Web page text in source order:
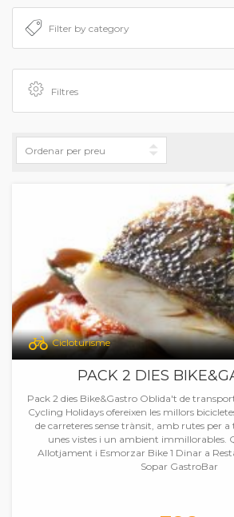
Filtres
Cicloturisme
PACK 2 DIES
Pack 2 dies Bike&Gastro Oblida't de
Cycling Holidays ofereixen les millors
de carreteres sense trànsit, amb rutes per
unes vistes i un ambient immillorables.
Allotjament i Esmorzar Bike 1 Dinar a
Sopar GastroBar